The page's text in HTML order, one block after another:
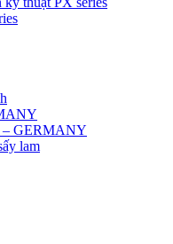
GERMANY
lam